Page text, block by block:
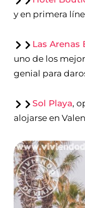
y en primera
Las Arenas
uno de los
genial para
Sol Playa,
alojarse en